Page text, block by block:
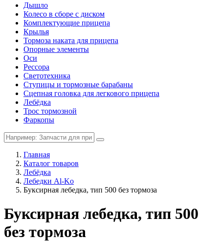
Дышло
Колесо в сборе с диском
Комплектующие прицепа
Крылья
Тормоза наката для прицепа
Опорные элементы
Оси
Рессора
Светотехника
Ступицы и тормозные барабаны
Сцепная головка для легкового прицепа
Лебёдка
Трос тормозной
Фаркопы
Главная
Каталог товаров
Лебёдка
Лебедки Al-Ko
Буксирная лебедка, тип 500 без тормоза
Буксирная лебедка, тип 500
без тормоза